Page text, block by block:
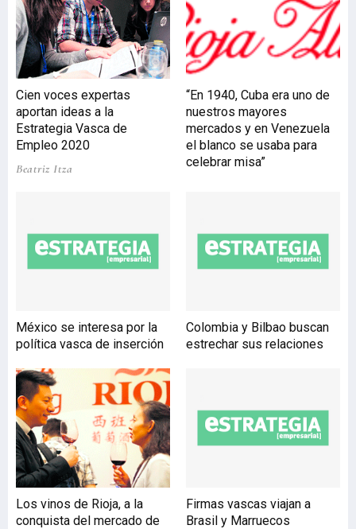
con un programa de apoyo
integral a la innovación y a
la internacionalización.
Para ello, comenzará su
andadura con programas
de Sensibilización,
abiertos al público
general, y de
Cien voces expertas
aportan ideas a la
Estrategia Vasca de
Empleo 2020
Beatriz Itza
“En 1940, Cuba era uno de
nuestros mayores
mercados y en Venezuela
el blanco se usaba para
celebrar misa”
México se interesa por la
política vasca de inserción
Colombia y Bilbao buscan
estrechar sus relaciones
Los vinos de Rioja, a la
conquista del mercado de
Firmas vascas viajan a
Brasil y Marruecos